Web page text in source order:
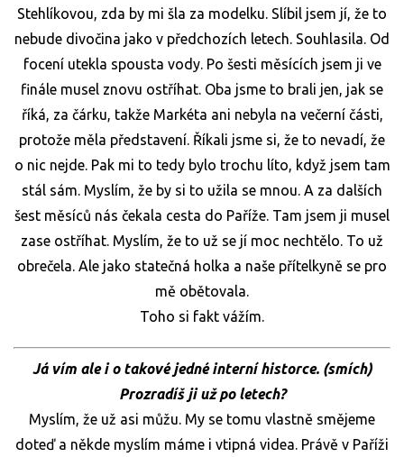
Stehlíkovou, zda by mi šla za modelku. Slíbil jsem jí, že to
nebude divočina jako v předchozích letech. Souhlasila. Od
focení utekla spousta vody. Po šesti měsících jsem ji ve
finále musel znovu ostříhat. Oba jsme to brali jen, jak se
říká, za čárku, takže Markéta ani nebyla na večerní části,
protože měla představení. Říkali jsme si, že to nevadí, že
o nic nejde. Pak mi to tedy bylo trochu líto, když jsem tam
stál sám. Myslím, že by si to užila se mnou. A za dalších
šest měsíců nás čekala cesta do Paříže. Tam jsem ji musel
zase ostříhat. Myslím, že to už se jí moc nechtělo. To už
obrečela. Ale jako statečná holka a naše přítelkyně se pro
mě obětovala.
Toho si fakt vážím.
Já vím ale i o takové jedné interní historce. (smích)
Prozradíš ji už po letech?
Myslím, že už asi můžu. My se tomu vlastně smějeme
doteď a někde myslím máme i vtipná videa. Právě v Paříži